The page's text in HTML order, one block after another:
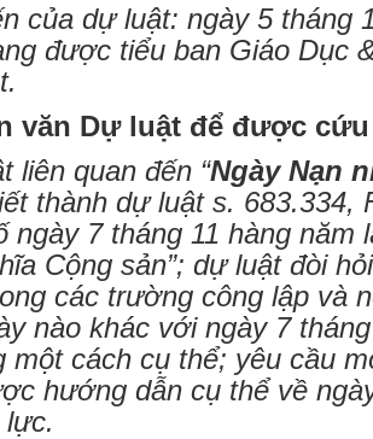
của dự luật: ngày 5 tháng
được tiểu ban Giáo Dục
văn Dự luật để được
liên quan đến “Ngày Nạn
thành dự luật s. 683.334,
ngày 7 tháng 11 hàng năm
Cộng sản”; dự luật đòi
các trường công lập và
nào khác với ngày 7
một cách cụ thể; yêu cầu
hướng dẫn cụ thể về
lực.